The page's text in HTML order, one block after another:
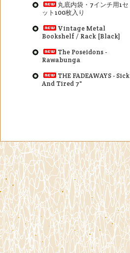
丸底内袋・7インチ用1セ
ット100枚入り
Vintage Metal
Bookshelf / Rack [Black]
The Poseidons -
Rawabunga
THE FADEAWAYS - Sick
And Tired 7"